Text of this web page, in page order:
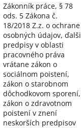
Zákonník práce, § 78
ods. 5 Zákona č.
18/2018 Z.z. o ochrane
osobných údajov,
predpisy v oblasti
pracovného práva
vrátane zákon o
sociálnom poistení,
zákon o starobnom
dôchodkovom sporení,
zákon o zdravotnom
poistení v znení
neskorších predpisov